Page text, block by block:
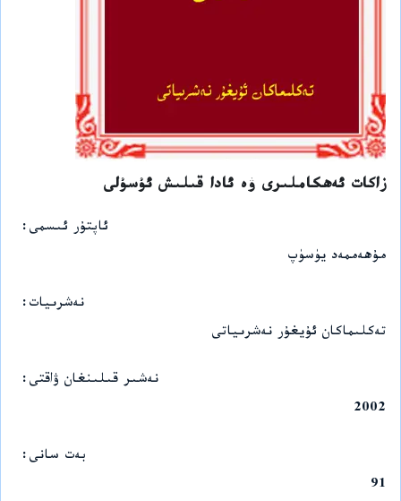
زاكات ئەھكاملىرى ۋە ئادا قىلىش ئۇسۇلى
ئاپتۇر ئىسمى
مۇھەممەد يۈسۈپ
نەشرىيات
تەكلىماكان ئۇيغۇر نەشرىياتى
نەشىر قىلىنغان ۋاقتى
2002
بەت سانى
91